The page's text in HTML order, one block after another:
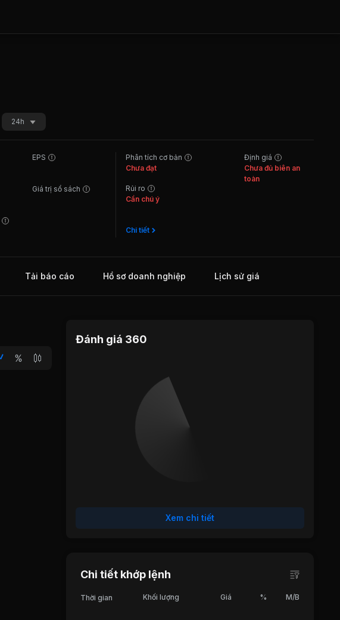
24h
EPS
Giá trị sổ sách
Phân tích cơ bản
Chưa đạt
Rủi ro
Cần chú ý
Chi tiết
Định giá
Chưa đủ biên an
toàn
Tải báo cáo Hồ sơ doanh nghiệp Lịch sử giá
Đánh giá 360
Cổ tức
Xem chi tiết
Chi tiết khớp lệnh
Thời gian Khối lượng Giá % M/B